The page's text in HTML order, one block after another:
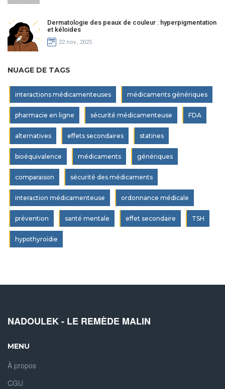
Dermatologie des peaux de couleur : hyperpigmentation
et kéloides
22 nov., 2025
NUAGE DE TAGS
interactions médicamenteuses médicaments génériques
pharmacie en ligne sécurité médicamenteuse FDA
alternatives effets secondaires statines
bioéquivalence médicaments génériques
comparaison sécurité des médicaments
interaction médicamenteuse ordonnance médicale
prévention santé mentale effet secondaire TSH
hypothyroïdie
NADOULEK - LE REMÈDE MALIN
MENU
À propos
CGU